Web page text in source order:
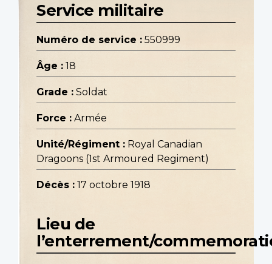
Service militaire
Numéro de service : 550999
Âge : 18
Grade : Soldat
Force : Armée
Unité/Régiment : Royal Canadian
Dragoons (1st Armoured Regiment)
Décès : 17 octobre 1918
Lieu de
l’enterrement/